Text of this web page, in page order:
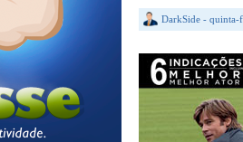
DarkSide - quinta-